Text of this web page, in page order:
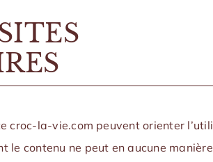
croc-la-vie.com peuvent orienter
le contenu ne peut en aucune manière